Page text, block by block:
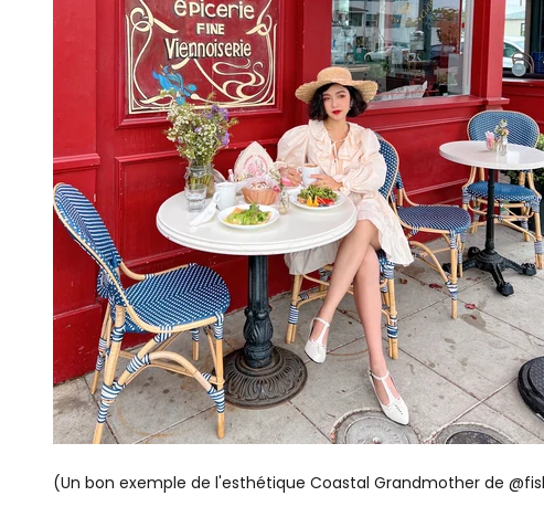
(Un bon exemple de l'esthétique Coastal Grandmother de